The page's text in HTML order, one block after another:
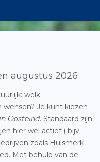
augustus 2026
welk
Je kunt kiezen
Oosteind. Standaard zijn
hier wel actief ( bijv.
zoals Huismerk
Met behulp van de